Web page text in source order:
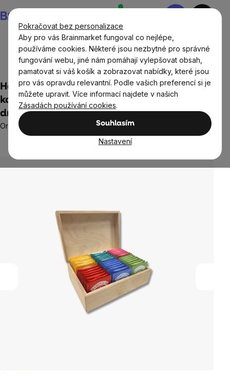
Pokračovat bez personalizace
Aby pro vás Brainmarket fungoval co nejlépe,
používáme cookies. Některé jsou nezbytné pro správné
fungování webu, jiné nám pomáhají vylepšovat obsah,
pamatovat si váš košík a zobrazovat nabídky, které jsou
pro vás opravdu relevantní. Podle vašich preferencí si je
můžete upravit. Více informací najdete v našich
Zásadách používání cookies.
Souhlasím
Nastavení
na
obsah
Nákupní
Potraviny Nápoje Čaje
Hampstead Tea - Luxusní černá dřevěná
kazeta mix sáčkových BIO čajů, 78 ks - 6
druhů
Originální krabička, 6 druhů čajů
hodnocení